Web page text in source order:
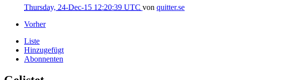
Thursday, 24-Dec-15 12:20:39 UTC von quitter.se
Vorher
Liste
Hinzugefügt
Abonnenten